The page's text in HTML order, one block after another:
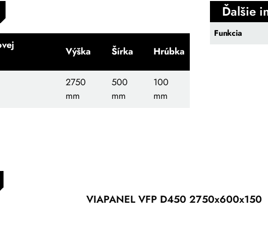
Výška Šírka Hrúbka
2750
mm
500
mm
100
mm
Ďalšie
Funkcia
VIAPANEL VFP D450 2750x600x150